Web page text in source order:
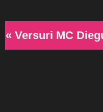
« Versuri MC